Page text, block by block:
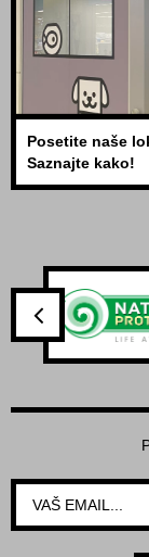
Posetite naše
Saznajte kako!